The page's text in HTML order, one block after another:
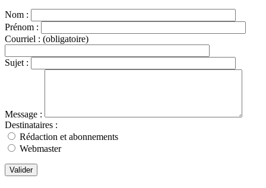
Nom :
Prénom :
Courriel : (obligatoire)
Sujet :
Message :
Destinataires :
Rédaction et abonnements
Webmaster
Valider